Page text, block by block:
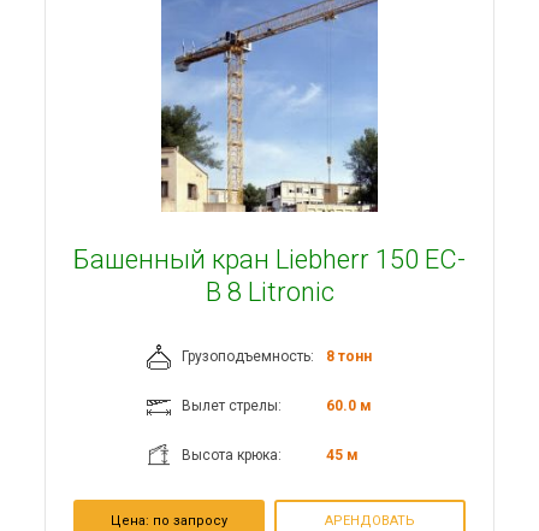
Башенный кран Liebherr 150 EC-
B 8 Litronic
Грузоподъемность: 8 тонн
Вылет стрелы: 60.0 м
Высота крюка: 45 м
Цена: по запросу АРЕНДОВАТЬ